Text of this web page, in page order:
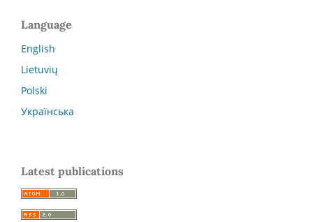
Language
English
Lietuvių
Polski
Українська
Latest publications